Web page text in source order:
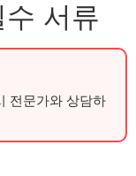
서류
전문가와 상담하